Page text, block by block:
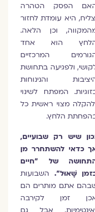
הפסק הטהרה
היא עומדת לחזור
וכן הלאה.
הוא אחד
המרכזיים
ולפגיעה בתחושת
והנינוחות
המפתח לשינוי
מצוי ראשית כל
הלחץ.
שיש רק שבועיים,
כדאי להשתחרר מן
של "חיים
שָׁאוּל". השבועות
אתם מותרים הם
זמן לקירבה
אבל גם